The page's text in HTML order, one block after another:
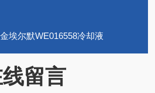
埃尔默WE016558冷却液
留言